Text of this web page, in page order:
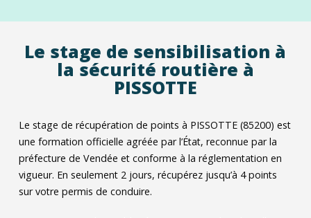
Le stage de sensibilisation à
la sécurité routière à
PISSOTTE
Le stage de récupération de points à PISSOTTE (85200) est
une formation officielle agréée par l’État, reconnue par la
préfecture de Vendée et conforme à la réglementation en
vigueur. En seulement 2 jours, récupérez jusqu’à 4 points
sur votre permis de conduire.